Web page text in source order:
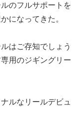
のフルサポートを
になってきた。
はご存知でしょう
用のジギングリー
ルなリールデビュ